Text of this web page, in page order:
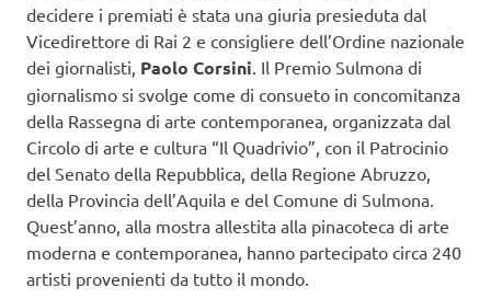
decidere i premiati è stata una giuria presieduta dal
Vicedirettore di Rai 2 e consigliere dell’Ordine nazionale
dei giornalisti, Paolo Corsini . Il Premio Sulmona di
giornalismo si svolge come di consueto in concomitanza
della Rassegna di arte contemporanea, organizzata dal
Circolo di arte e cultura “Il Quadrivio”, con il Patrocinio
del Senato della Repubblica, della Regione Abruzzo,
della Provincia dell’Aquila e del Comune di Sulmona.
Quest’anno, alla mostra allestita alla pinacoteca di arte
moderna e contemporanea, hanno partecipato circa 240
artisti provenienti da tutto il mondo.